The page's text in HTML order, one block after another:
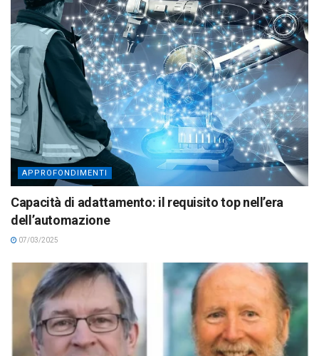
APPROFONDIMENTI
Capacità di adattamento: il requisito top nell’era
dell’automazione
07/03/2025